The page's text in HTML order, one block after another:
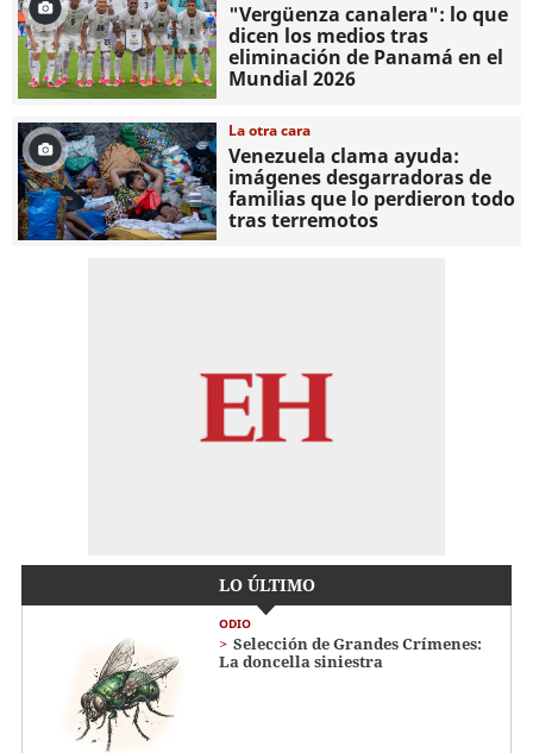
"Vergüenza canalera": lo que
dicen los medios tras
eliminación de Panamá en el
Mundial 2026
La otra cara
Venezuela clama ayuda:
imágenes desgarradoras de
familias que lo perdieron todo
tras terremotos
LO ÚLTIMO
ODIO
Selección de Grandes Crímenes:
La doncella siniestra